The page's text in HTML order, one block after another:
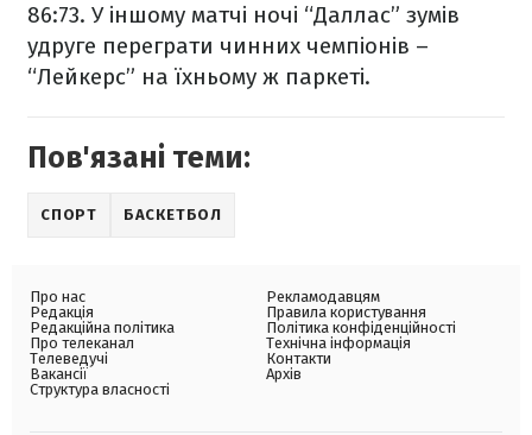
86:73. У іншому матчі ночі “Даллас” зумів
удруге переграти чинних чемпіонів –
“Лейкерс” на їхньому ж паркеті.
Пов'язані теми:
СПОРТ БАСКЕТБОЛ
Про нас
Редакція
Редакційна політика
Про телеканал
Телеведучі
Вакансії
Структура власності
Рекламодавцям
Правила користування
Політика конфіденційності
Технічна інформація
Контакти
Архів